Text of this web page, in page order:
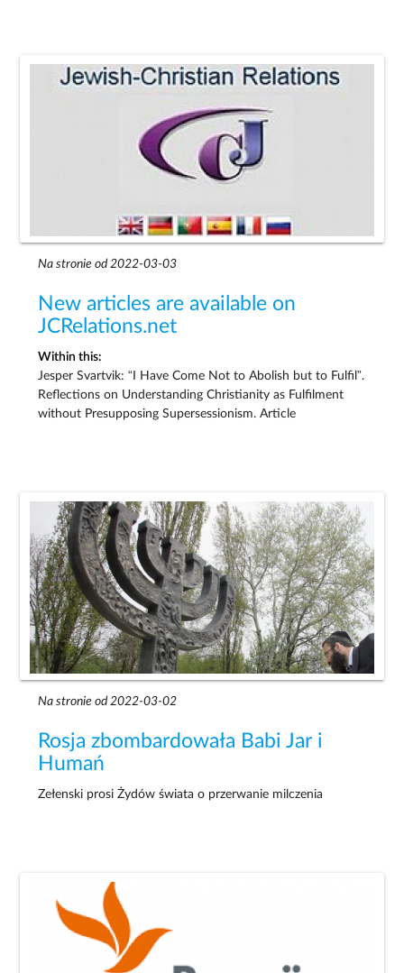
Na stronie od 2022-03-03
New articles are available on
JCRelations.net
Within this:
Jesper Svartvik: “I Have Come Not to Abolish but to Fulfil”.
Reflections on Understanding Christianity as Fulfilment
without Presupposing Supersessionism. Article
Na stronie od 2022-03-02
Rosja zbombardowała Babi Jar i
Humań
Zełenski prosi Żydów świata o przerwanie milczenia